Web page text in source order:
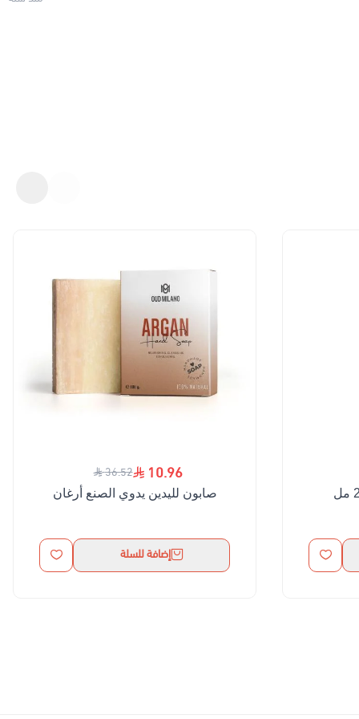
10.96
36.52
صابون لليدين يدوي الصنع أرغان
إضافة للسلة